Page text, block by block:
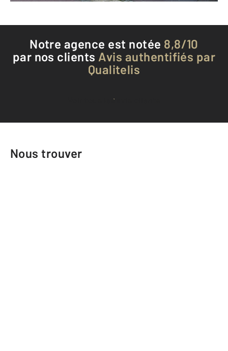
Notre agence est notée 8,8/10
par nos clients Avis authentifiés par
Qualitelis
Voir tous les avis clients
Nous trouver